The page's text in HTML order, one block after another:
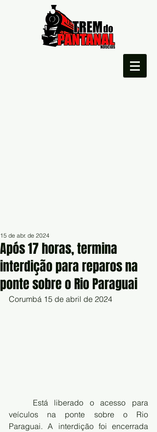
Após 17 horas, termina
interdição para reparos na
ponte sobre o Rio Paraguai
15 de abr. de 2024
Corumbá 15 de abril de 2024
Está liberado o acesso para
veículos na ponte sobre o Rio
Paraguai. A interdição foi encerrada